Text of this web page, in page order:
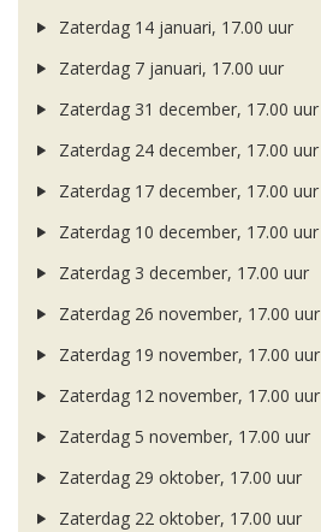
Zaterdag 14 januari, 17.00 uur
Zaterdag 7 januari, 17.00 uur
Zaterdag 31 december, 17.00 uur
Zaterdag 24 december, 17.00 uur
Zaterdag 17 december, 17.00 uur
Zaterdag 10 december, 17.00 uur
Zaterdag 3 december, 17.00 uur
Zaterdag 26 november, 17.00 uur
Zaterdag 19 november, 17.00 uur
Zaterdag 12 november, 17.00 uur
Zaterdag 5 november, 17.00 uur
Zaterdag 29 oktober, 17.00 uur
Zaterdag 22 oktober, 17.00 uur